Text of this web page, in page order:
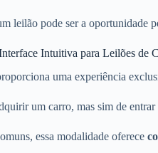
leilão pode ser a oportunidade
Intuitiva para Leilões de
uma experiência
um carro, mas sim de
essa modalidade oferece